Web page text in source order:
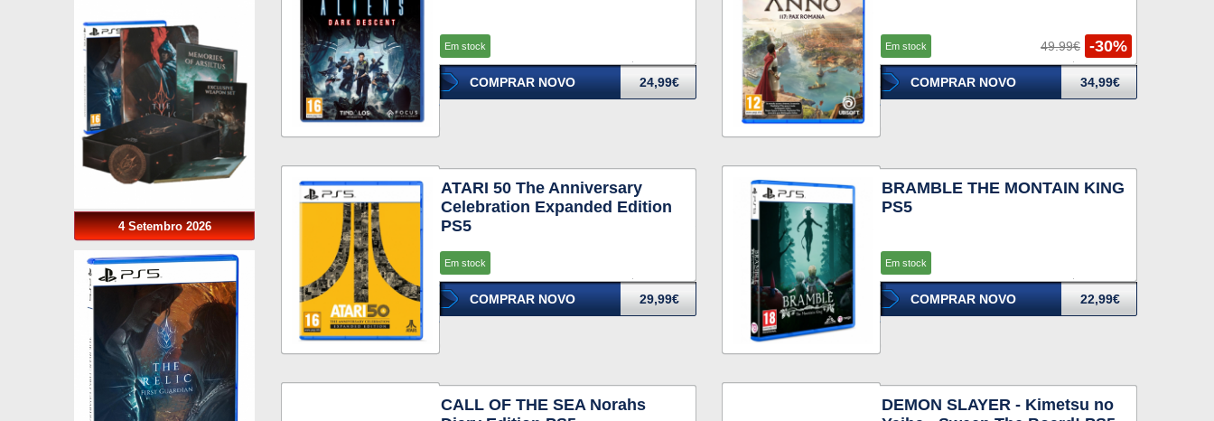
4 Setembro 2026
Em stock
COMPRAR NOVO 24,99€
Em stock 49.99€ -30%
COMPRAR NOVO 34,99€
ATARI 50 The Anniversary
Celebration Expanded Edition
PS5
Em stock
COMPRAR NOVO 29,99€
BRAMBLE THE MONTAIN KING
PS5
Em stock
COMPRAR NOVO 22,99€
CALL OF THE SEA Norahs
DEMON SLAYER - Kimetsu no